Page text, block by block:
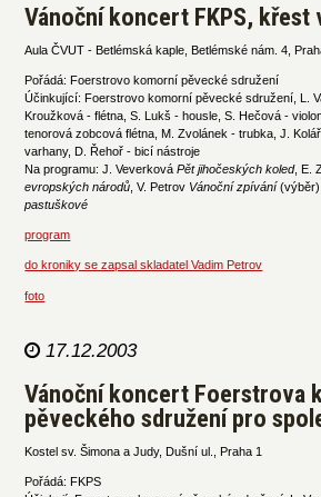
Vánoční koncert FKPS, křest
Aula ČVUT - Betlémská kaple, Betlémské nám. 4,
Pořádá: Foerstrovo komorní pěvecké sdružení
Účinkující: Foerstrovo komorní pěvecké sdružení, L.
Kroužková - flétna, S. Lukš - housle, S. Hečová -
tenorová zobcová flétna, M. Zvolánek - trubka, J.
varhany, D. Řehoř - bicí nástroje
Na programu: J. VeverkováPět jihočeských koled, E.
evropských národů , V. Petrov Vánoční zpívání
pastuškové
program
do kroniky se zapsal skladatel Vadim Petrov
foto
17.12.2003
Vánoční koncert Foerstrova
pěveckého sdružení pro
Kostel sv. Šimona a Judy, Dušní ul., Praha 1
Pořádá: FKPS